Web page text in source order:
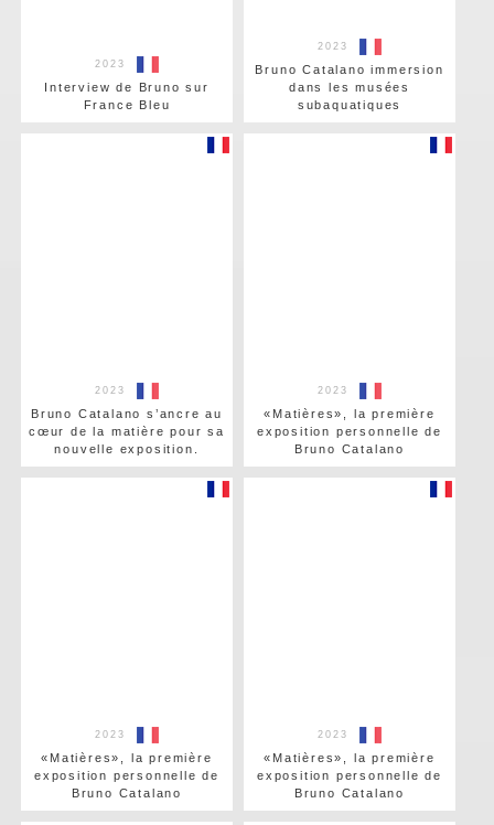
2023
Interview de Bruno sur
France Bleu
2023
Bruno Catalano immersion
dans les musées
subaquatiques
2023
Bruno Catalano s’ancre au
cœur de la matière pour sa
nouvelle exposition.
2023
«Matières», la première
exposition personnelle de
Bruno Catalano
2023
«Matières», la première
exposition personnelle de
Bruno Catalano
2023
«Matières», la première
exposition personnelle de
Bruno Catalano